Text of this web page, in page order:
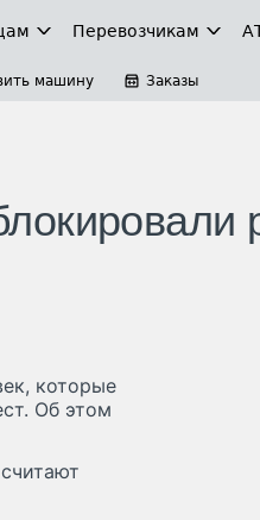
Перевозчикам
машину Заказы
которые
Об этом